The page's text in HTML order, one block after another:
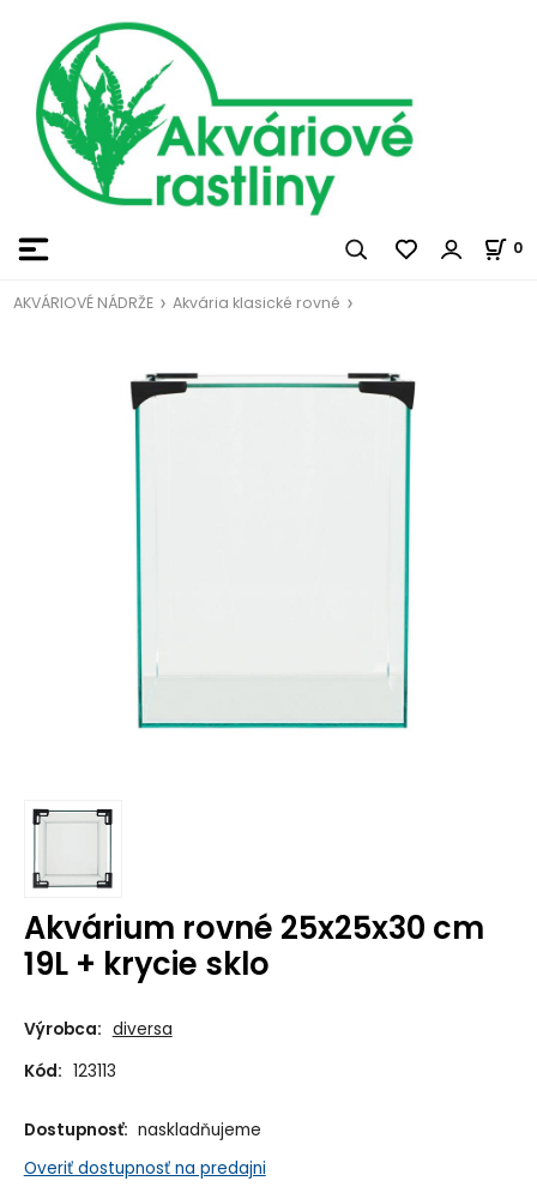
0
AKVÁRIOVÉ NÁDRŽE Akvária klasické rovné
Akvárium rovné 25x25x30 cm
19L + krycie sklo
Výrobca: diversa
Kód: 123113
Dostupnosť: naskladňujeme
Overiť dostupnosť na predajni